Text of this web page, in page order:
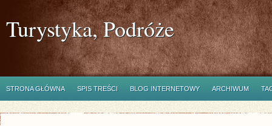
Turystyka, Podróże
STRONA GŁÓWNA SPIS TREŚCI BLOG INTERNETOWY ARCHIWUM